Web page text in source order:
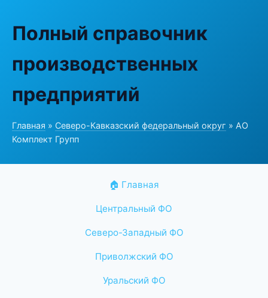
Полный справочник
производственных
предприятий
Главная » Северо-Кавказский федеральный округ » АО
Комплект Групп
🏠 Главная
Центральный ФО
Северо-Западный ФО
Приволжский ФО
Уральский ФО